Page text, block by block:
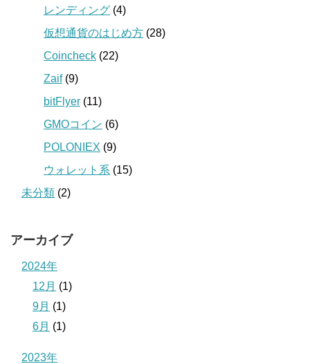
レンディング (4)
仮想通貨のはじめ方 (28)
Coincheck (22)
Zaif(9)
bitFlyer (11)
GMOコイン (6)
POLONIEX (9)
ウォレット系 (15)
未分類 (2)
アーカイブ
2024年
12月 (1)
9月 (1)
6月 (1)
2023年